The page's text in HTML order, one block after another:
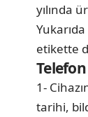
yılında
etikette
1-
tarihi,